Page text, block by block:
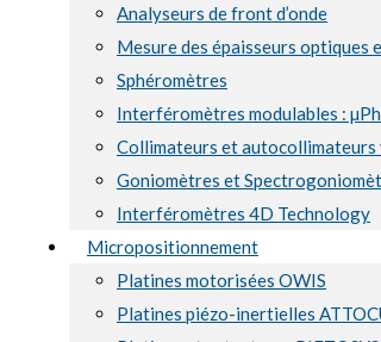
Analyseurs de front d’onde
Mesure des épaisseurs optiques
Sphéromètres
Interféromètres modulables :
Collimateurs et autocollimateurs
Goniomètres et
Interféromètres 4D Technology
Micropositionnement
Platines motorisées OWIS
Platines piézo-inertielles